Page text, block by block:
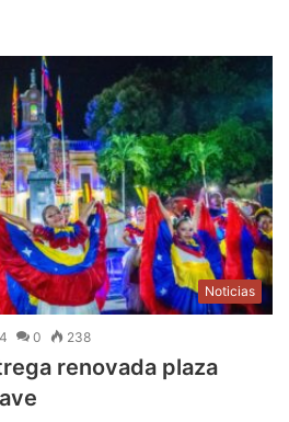
Noticias
0 238
renovada plaza